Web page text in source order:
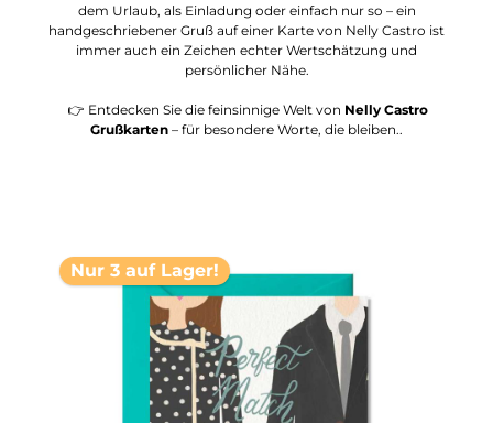
dem Urlaub, als Einladung oder einfach nur so – ein
handgeschriebener Gruß auf einer Karte von Nelly Castro ist
immer auch ein Zeichen echter Wertschätzung und
persönlicher Nähe.
👉 Entdecken Sie die feinsinnige Welt von Nelly Castro
Grußkarten – für besondere Worte, die bleiben..
Nur 3 auf Lager!